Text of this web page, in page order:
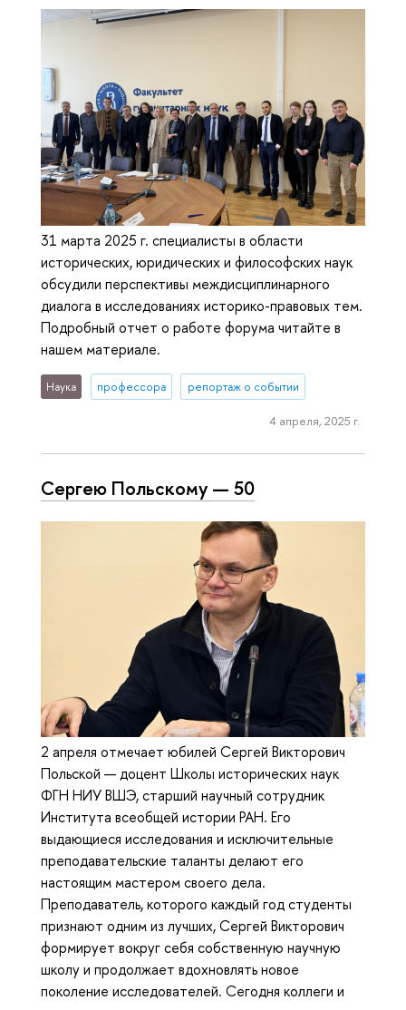
31 марта 2025 г. специалисты в области
исторических, юридических и философских наук
обсудили перспективы междисциплинарного
диалога в исследованиях историко-правовых тем.
Подробный отчет о работе форума читайте в
нашем материале.
Наука профессора репортаж о событии
4 апреля, 2025 г.
Сергею Польскому — 50
2 апреля отмечает юбилей Сергей Викторович
Польской — доцент Школы исторических наук
ФГН НИУ ВШЭ, старший научный сотрудник
Института всеобщей истории РАН. Его
выдающиеся исследования и исключительные
преподавательские таланты делают его
настоящим мастером своего дела.
Преподаватель, которого каждый год студенты
признают одним из лучших, Сергей Викторович
формирует вокруг себя собственную научную
школу и продолжает вдохновлять новое
поколение исследователей. Сегодня коллеги и